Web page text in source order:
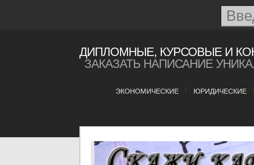
ДИПЛОМНЫЕ, КУРСОВЫЕ И
ЗАКАЗАТЬ НАПИСАНИЕ
ЭКОНОМИЧЕСКИЕ ЮРИДИЧЕСКИЕ